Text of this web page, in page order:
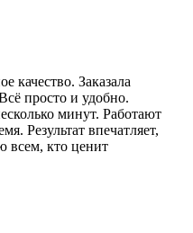
качество. Заказала
просто и удобно.
минут. Работают
Результат впечатляет,
всем, кто ценит